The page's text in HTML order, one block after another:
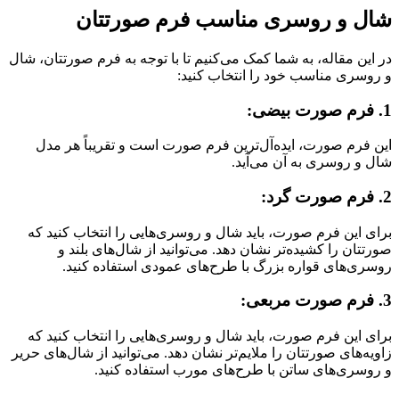
شال و روسری مناسب فرم صورتتان
در این مقاله، به شما کمک می‌کنیم تا با توجه به فرم صورتتان، شال
و روسری مناسب خود را انتخاب کنید:
1. فرم صورت بیضی:
این فرم صورت، ایده‌آل‌ترین فرم صورت است و تقریباً هر مدل
شال و روسری به آن می‌آید.
2. فرم صورت گرد:
برای این فرم صورت، باید شال و روسری‌هایی را انتخاب کنید که
صورتتان را کشیده‌تر نشان دهد. می‌توانید از شال‌های بلند و
روسری‌های قواره بزرگ با طرح‌های عمودی استفاده کنید.
3. فرم صورت مربعی:
برای این فرم صورت، باید شال و روسری‌هایی را انتخاب کنید که
زاویه‌های صورتتان را ملایم‌تر نشان دهد. می‌توانید از شال‌های حریر
و روسری‌های ساتن با طرح‌های مورب استفاده کنید.